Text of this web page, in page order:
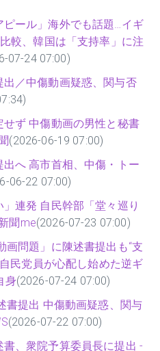
ール」海外でも話題…イギ
較、韓国は「支持率」に注
07-24 07:00)
／中傷動画疑惑、関与否
ず 中傷動画の男性と秘書
(2026-06-19 07:00)
へ 高市首相、中傷・トー
06-22 07:00)
連発 自民幹部「堂々巡り
聞me(2026-07-23 07:00)
画問題」に陳述書提出も“支
民党員が心配し始めた逆ギ
身(2026-07-24 07:00)
書提出 中傷動画疑惑、関与
(2026-07-22 07:00)
書、衆院予算委員長に提出 -